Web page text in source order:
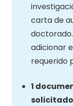
carta de
adicionar
requerido
1